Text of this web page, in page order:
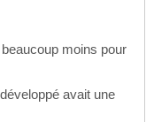
moins pour
avait une